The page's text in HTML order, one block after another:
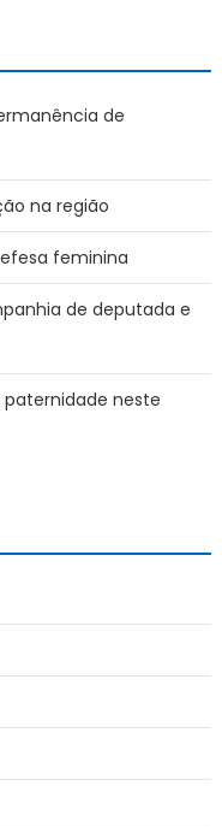
de
na região
feminina
de deputada e
neste